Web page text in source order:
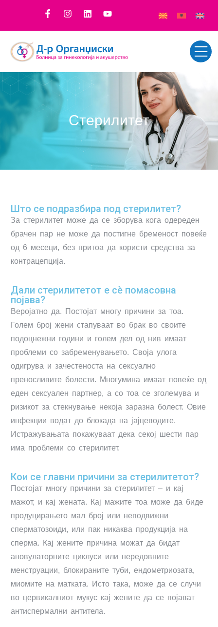
Стерилитет
Што се подразбира под стерилитет?
За стерилитет може да се зборува кога одереден
брачен пар не може да постигне бременост повеќе
од 6 месеци, без притоа да користи средства за
контрацепција.
Дали стерилитетот е сè помасовна
појава?
Веројатно да. Постојат многу причини за тоа.
Голем број жени стапуваат во брак во своите
подоцнежни години и голем дел од нив имаат
проблеми со забременувањето. Своја улога
одигрува и зачестеноста на сексуално
преносливите болести. Многумина имаат повеќе од
еден сексуален партнер, а со тоа се зголемува и
ризикот за стекнување некоја заразна болест. Овие
инфекции водат до блокада на јајцеводите.
Истражувањата покажуваат дека секој шести пар
има проблеми со стерилитет.
Кои се главни причини за стерилитетот?
Постојат многу причини за стерилитет – и кај
мажот, и кај жената. Кај мажите тоа може да биде
продуцирањето мал број или неподвижни
сперматозоиди, или пак никаква продукција на
сперма. Кај жените причина можат да бидат
ановулаторните циклуси или нередовните
менструации, блокираните туби, ендометриозата,
миомите на матката. Исто така, може да се случи
во цервикалниот мукус кај жените да се појават
антиспермални антитела.